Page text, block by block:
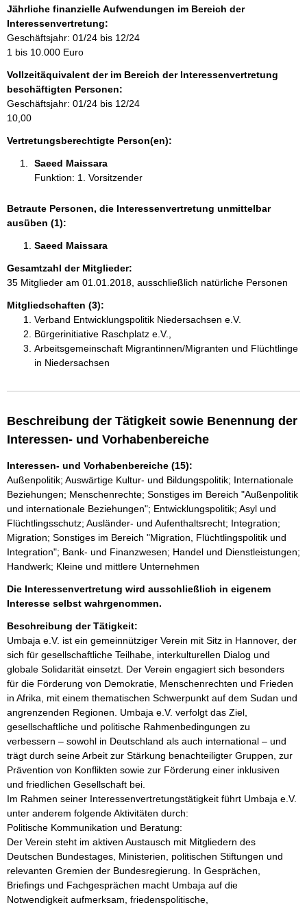
f
o
r
m
t
i
o
n
e
Jährliche finanzielle Aufwendungen im Bereich der
Interessenvertretung:
Geschäftsjahr: 01/24 bis 12/24
1 bis 10.000 Euro
Vollzeitäquivalent der im Bereich der Interessenvertretung
beschäftigten Personen:
Geschäftsjahr: 01/24 bis 12/24
10,00
Vertretungsberechtigte Person(en):
Saeed Maissara
Funktion: 1. Vorsitzender
Betraute Personen, die Interessenvertretung unmittelbar
ausüben (1):
Saeed Maissara
Gesamtzahl der Mitglieder:
35 Mitglieder am 01.01.2018, ausschließlich natürliche Personen
Mitgliedschaften (3):
Verband Entwicklungspolitik Niedersachsen e.V.
Bürgerinitiative Raschplatz e.V.,
Arbeitsgemeinschaft Migrantinnen/Migranten und Flüchtlinge
in Niedersachsen
Beschreibung der Tätigkeit sowie Benennung der
Interessen- und Vorhabenbereiche
Interessen- und Vorhabenbereiche (15):
Außenpolitik; Auswärtige Kultur- und Bildungspolitik; Internationale
Beziehungen; Menschenrechte; Sonstiges im Bereich "Außenpolitik
und internationale Beziehungen"; Entwicklungspolitik; Asyl und
Flüchtlingsschutz; Ausländer- und Aufenthaltsrecht; Integration;
Migration; Sonstiges im Bereich "Migration, Flüchtlingspolitik und
Integration"; Bank- und Finanzwesen; Handel und Dienstleistungen;
Handwerk; Kleine und mittlere Unternehmen
Die Interessenvertretung wird ausschließlich in eigenem
Interesse selbst wahrgenommen.
Beschreibung der Tätigkeit:
Umbaja e.V. ist ein gemeinnütziger Verein mit Sitz in Hannover, der
sich für gesellschaftliche Teilhabe, interkulturellen Dialog und
globale Solidarität einsetzt. Der Verein engagiert sich besonders
für die Förderung von Demokratie, Menschenrechten und Frieden
in Afrika, mit einem thematischen Schwerpunkt auf dem Sudan und
angrenzenden Regionen. Umbaja e.V. verfolgt das Ziel,
gesellschaftliche und politische Rahmenbedingungen zu
verbessern – sowohl in Deutschland als auch international – und
trägt durch seine Arbeit zur Stärkung benachteiligter Gruppen, zur
Prävention von Konflikten sowie zur Förderung einer inklusiven
und friedlichen Gesellschaft bei.
Im Rahmen seiner Interessenvertretungstätigkeit führt Umbaja e.V.
unter anderem folgende Aktivitäten durch:
Politische Kommunikation und Beratung:
Der Verein steht im aktiven Austausch mit Mitgliedern des
Deutschen Bundestages, Ministerien, politischen Stiftungen und
relevanten Gremien der Bundesregierung. In Gesprächen,
Briefings und Fachgesprächen macht Umbaja auf die
Notwendigkeit aufmerksam, friedenspolitische,